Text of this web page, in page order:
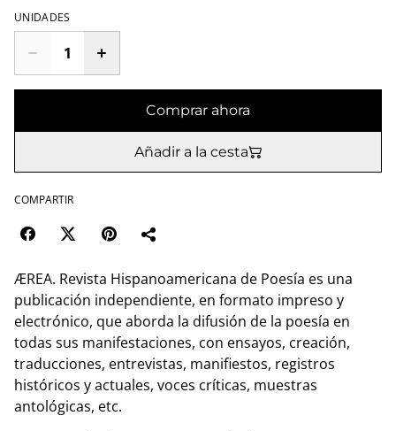
UNIDADES
Comprar ahora
Añadir a la cesta
COMPARTIR
ÆREA. Revista Hispanoamericana de Poesía es una
publicación independiente, en formato impreso y
electrónico, que aborda la difusión de la poesía en
todas sus manifestaciones, con ensayos, creación,
traducciones, entrevistas, manifiestos, registros
históricos y actuales, voces críticas, muestras
antológicas, etc.